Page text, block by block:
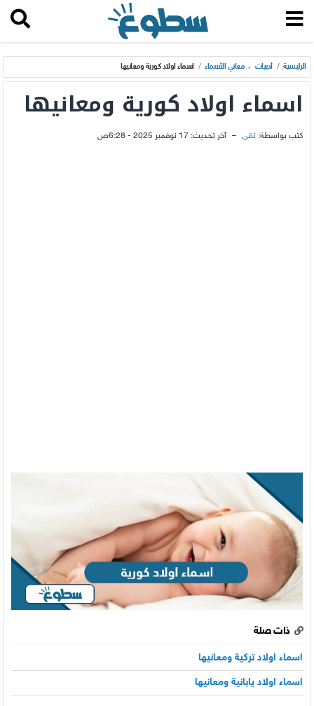
الرئيسية / أدبيات ، معاني الأسماء / اسماء اولاد كورية ومعانيها
اسماء اولاد كورية ومعانيها
كتب بواسطة: تقى – آخر تحديث: 17 نوفمبر 2025 - 6:28ص
ذات صلة
اسماء اولاد تركية ومعانيها
اسماء اولاد يابانية ومعانيها